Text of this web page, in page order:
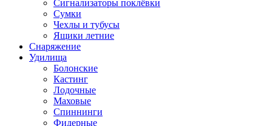
Сигнализаторы поклёвки
Сумки
Чехлы и тубусы
Ящики летние
Снаряжение
Удилища
Болонские
Кастинг
Лодочные
Маховые
Спиннинги
Фидерные